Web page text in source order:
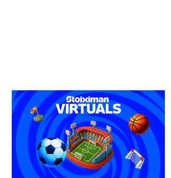
ΑΘΛΗΤΙΚΑ
Όλα για όλα για την ανατροπή ο ΠΑΟΚ
6|08|2026 | 22:47
ΚΟΣΜΟΣ
Ιστορική επίσκεψη Ζελένσκι στη
Σερβία